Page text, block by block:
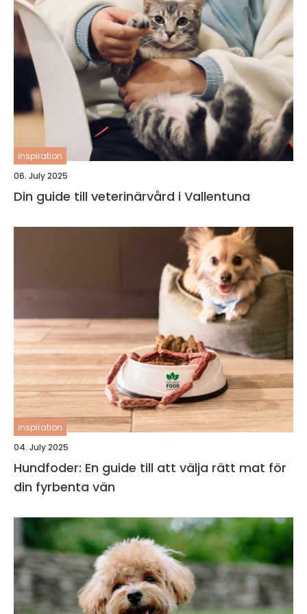
inspiration
06. July 2025
Din guide till veterinärvård i Vallentuna
inspiration
04. July 2025
Hundfoder: En guide till att välja rätt mat för
din fyrbenta vän